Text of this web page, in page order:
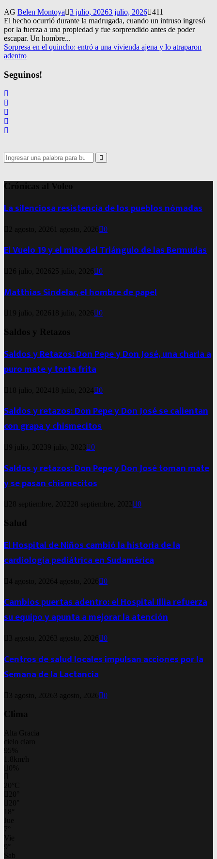
AG Belen Montoya 3 julio, 20263 julio, 2026 411
El hecho ocurrió durante la madrugada, cuando un intruso ingresó
por la fuerza a una propiedad y fue sorprendido antes de poder
escapar. Un hombre...
Sorpresa en el quincho: entró a una vivienda ajena y lo atraparon
adentro
Seguinos!
Search
for:
Search
Crónicas al Voleo
La silenciosa resistencia de los pueblos nómadas
2 agosto, 2026 1 agosto, 2026 0
El Vuelo 19 y el mito del Triángulo de las Bermudas
26 julio, 2026 25 julio, 2026 0
Matthias Sindelar, el hombre de papel
19 julio, 2026 18 julio, 2026 0
Saldos y Retazos
Saldos y Retazos: Don Pepe y Don José, una charla a
puro mate y torta frita
18 julio, 2024 18 julio, 2024 0
Saldos y retazos: Don Pepe y Don José se calientan
con grapa y chismecitos
9 julio, 20239 julio, 2023 0
Saldos y retazos: Don Pepe y Don José toman mate
y se pasan chismecitos
28 septiembre, 202228 septiembre, 2022 0
Salud
El Hospital de Niños cambió la historia de la
cardiología pediátrica en Sudamérica
4 agosto, 20264 agosto, 2026 0
Cambios puertas adentro: el Hospital Illia refuerza
su equipo y apunta a mejorar la atención
3 agosto, 2026 3 agosto, 2026 0
Centros de salud locales impulsan acciones por la
Semana de la Lactancia
3 agosto, 2026 3 agosto, 2026 0
Clima
Alta Gracia
cielo claro
95%
1.8km/h
0%
20 C
20
20
18
Jue
7
Vie
9
Sab